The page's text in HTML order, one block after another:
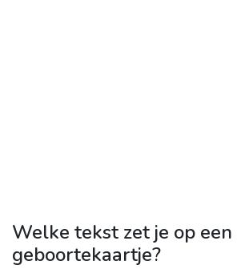
Welke tekst zet je op een
geboortekaartje?